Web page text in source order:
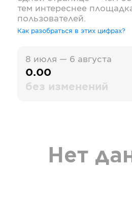
тем интереснее
пользователей.
Как разобраться в этих цифрах?
8 июля — 6 августа
0.00
без изменений
Нет